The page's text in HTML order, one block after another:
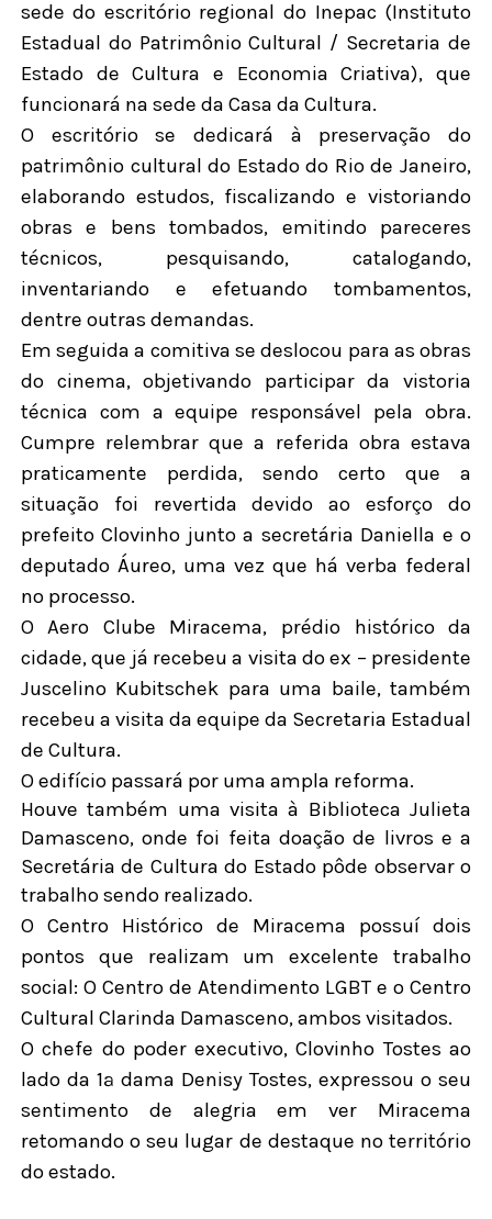
sede do escritório regional do Inepac (Instituto
Estadual do Patrimônio Cultural / Secretaria de
Estado de Cultura e Economia Criativa), que
funcionará na sede da Casa da Cultura.
O escritório se dedicará à preservação do
patrimônio cultural do Estado do Rio de Janeiro,
elaborando estudos, fiscalizando e vistoriando
obras e bens tombados, emitindo pareceres
técnicos, pesquisando, catalogando,
inventariando e efetuando tombamentos,
dentre outras demandas.
Em seguida a comitiva se deslocou para as obras
do cinema, objetivando participar da vistoria
técnica com a equipe responsável pela obra.
Cumpre relembrar que a referida obra estava
praticamente perdida, sendo certo que a
situação foi revertida devido ao esforço do
prefeito Clovinho junto a secretária Daniella e o
deputado Áureo, uma vez que há verba federal
no processo.
O Aero Clube Miracema, prédio histórico da
cidade, que já recebeu a visita do ex – presidente
Juscelino Kubitschek para uma baile, também
recebeu a visita da equipe da Secretaria Estadual
de Cultura.
O edifício passará por uma ampla reforma.
Houve também uma visita à Biblioteca Julieta
Damasceno, onde foi feita doação de livros e a
Secretária de Cultura do Estado pôde observar o
trabalho sendo realizado.
O Centro Histórico de Miracema possuí dois
pontos que realizam um excelente trabalho
social: O Centro de Atendimento LGBT e o Centro
Cultural Clarinda Damasceno, ambos visitados.
O chefe do poder executivo, Clovinho Tostes ao
lado da 1ª dama Denisy Tostes, expressou o seu
sentimento de alegria em ver Miracema
retomando o seu lugar de destaque no território
do estado.